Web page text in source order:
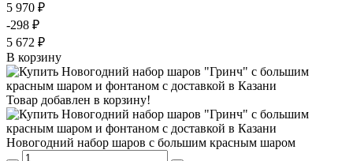
5 970 ₽
-298 ₽
5 672 ₽
В корзину
Товар добавлен в корзину!
Новогодний набор шаров с большим красным шаром